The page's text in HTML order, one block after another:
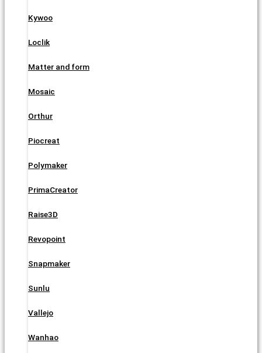
Kywoo
Loclik
Matter and form
Mosaic
Orthur
Piocreat
Polymaker
PrimaCreator
Raise3D
Revopoint
Snapmaker
Sunlu
Vallejo
Wanhao